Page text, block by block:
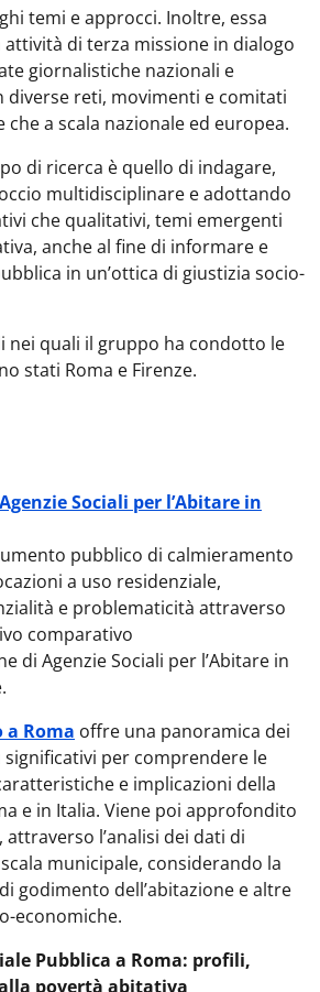
temi e approcci. Inoltre, essa
attività di terza missione in dialogo
giornalistiche nazionali e
diverse reti, movimenti e comitati
a scala nazionale ed europea.
di ricerca è quello di indagare,
multidisciplinare e adottando
che qualitativi, temi emergenti
anche al fine di informare e
in un’ottica di giustizia socio-
nei quali il gruppo ha condotto le
stati Roma e Firenze.
Sociali per l’Abitare in
pubblico di calmieramento
a uso residenziale,
e problematicità attraverso
comparativo
di Agenzie Sociali per l’Abitare in
Roma offre una panoramica dei
per comprendere le
e implicazioni della
e in Italia. Viene poi approfondito
l’analisi dei dati di
municipale, considerando la
godimento dell’abitazione e altre
economiche.
Pubblica a Roma: profili,
povertà abitativa